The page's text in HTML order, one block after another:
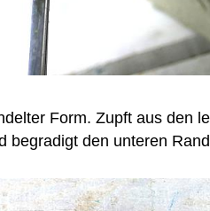
Form. Zupft aus den
begradigt den unteren